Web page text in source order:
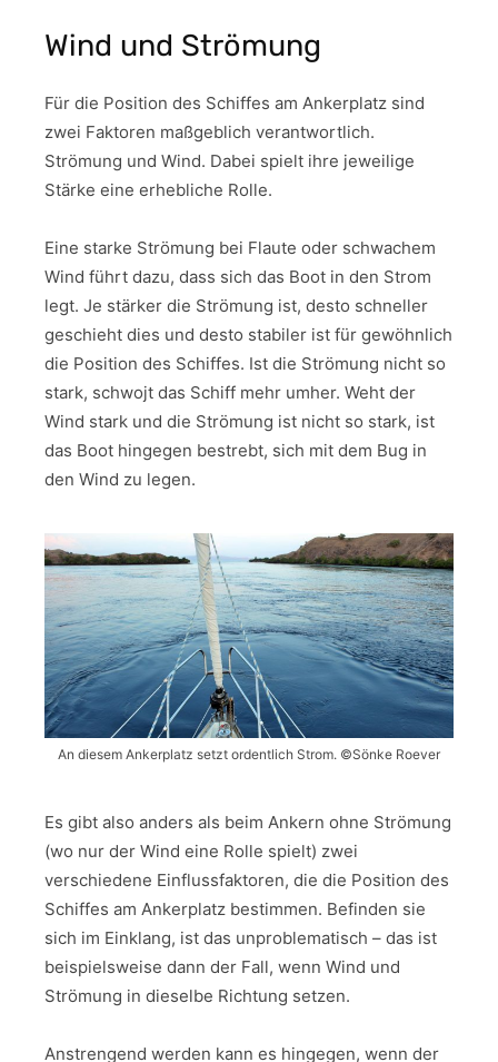
Wind und Strömung
Für die Position des Schiffes am Ankerplatz sind
zwei Faktoren maßgeblich verantwortlich.
Strömung und Wind. Dabei spielt ihre jeweilige
Stärke eine erhebliche Rolle.
Eine starke Strömung bei Flaute oder schwachem
Wind führt dazu, dass sich das Boot in den Strom
legt. Je stärker die Strömung ist, desto schneller
geschieht dies und desto stabiler ist für gewöhnlich
die Position des Schiffes. Ist die Strömung nicht so
stark, schwojt das Schiff mehr umher. Weht der
Wind stark und die Strömung ist nicht so stark, ist
das Boot hingegen bestrebt, sich mit dem Bug in
den Wind zu legen.
An diesem Ankerplatz setzt ordentlich Strom. ©Sönke Roever
Es gibt also anders als beim Ankern ohne Strömung
(wo nur der Wind eine Rolle spielt) zwei
verschiedene Einflussfaktoren, die die Position des
Schiffes am Ankerplatz bestimmen. Befinden sie
sich im Einklang, ist das unproblematisch – das ist
beispielsweise dann der Fall, wenn Wind und
Strömung in dieselbe Richtung setzen.
Anstrengend werden kann es hingegen, wenn der